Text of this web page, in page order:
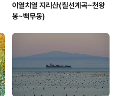
이열치열 지리산(칠선계곡~천왕
봉~백무동)